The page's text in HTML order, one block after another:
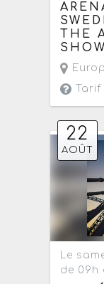
THE
SHOW
22
AOÛT
Le
de 09h